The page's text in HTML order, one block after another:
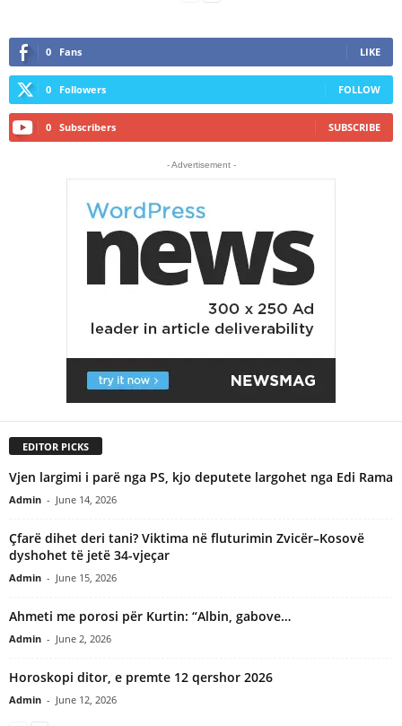
0 Fans LIKE
0 Followers FOLLOW
0 Subscribers SUBSCRIBE
- Advertisement -
EDITOR PICKS
Vjen largimi i parë nga PS, kjo deputete largohet nga Edi Rama
Admin - June 14, 2026
Çfarë dihet deri tani? Viktima në fluturimin Zvicër–Kosovë
dyshohet të jetë 34-vjeçar
Admin - June 15, 2026
Ahmeti me porosi për Kurtin: “Albin, gabove…
Admin - June 2, 2026
Horoskopi ditor, e premte 12 qershor 2026
Admin - June 12, 2026